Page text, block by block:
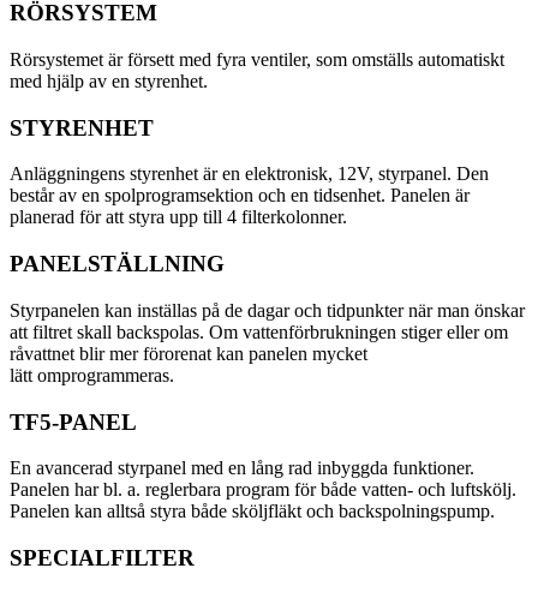
RÖRSYSTEM
Rörsystemet är försett med fyra ventiler, som omställs automatiskt
med hjälp av en styrenhet.
STYRENHET
Anläggningens styrenhet är en elektronisk, 12V, styrpanel. Den
består av en spolprogramsektion och en tidsenhet. Panelen är
planerad för att styra upp till 4 filterkolonner.
PANELSTÄLLNING
Styrpanelen kan inställas på de dagar och tidpunkter när man önskar
att filtret skall backspolas. Om vattenförbrukningen stiger eller om
råvattnet blir mer förorenat kan panelen mycket
lätt omprogrammeras.
TF5-PANEL
En avancerad styrpanel med en lång rad inbyggda funktioner.
Panelen har bl. a. reglerbara program för både vatten- och luftskölj.
Panelen kan alltså styra både sköljfläkt och backspolningspump.
SPECIALFILTER